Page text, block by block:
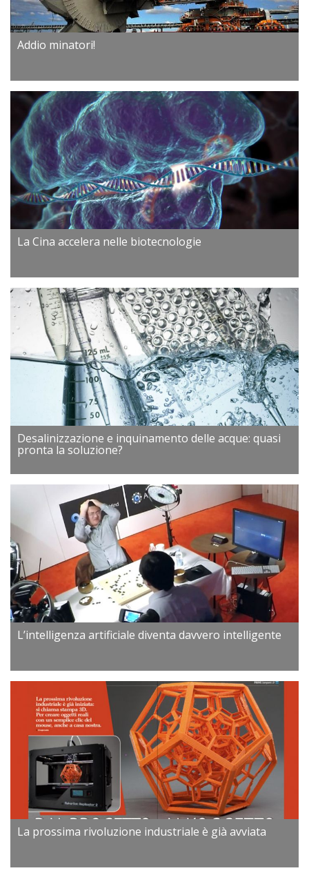
Addio minatori!
La Cina accelera nelle biotecnologie
Desalinizzazione e inquinamento delle acque: quasi
pronta la soluzione?
L’intelligenza artificiale diventa davvero intelligente
La prossima rivoluzione industriale è già avviata